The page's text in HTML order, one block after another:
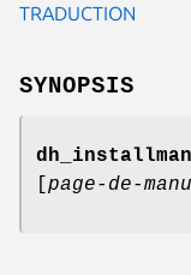
TRADUCTION
SYNOPSIS
dh_installman
page-de-